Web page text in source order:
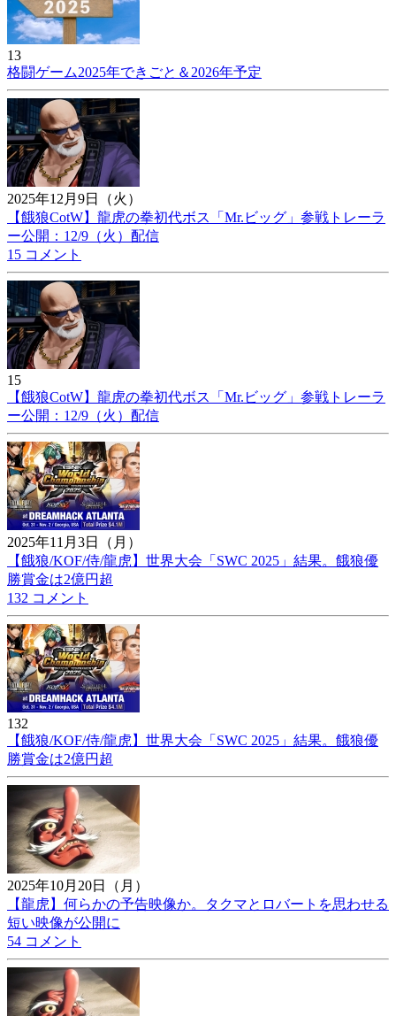
13
格闘ゲーム2025年できごと＆2026年予定
2025年12月9日（火）
【餓狼CotW】龍虎の拳初代ボス「Mr.ビッグ」参戦トレーラ
ー公開：12/9（火）配信
15 コメント
15
【餓狼CotW】龍虎の拳初代ボス「Mr.ビッグ」参戦トレーラ
ー公開：12/9（火）配信
2025年11月3日（月）
【餓狼/KOF/侍/龍虎】世界大会「SWC 2025」結果。餓狼優
勝賞金は2億円超
132 コメント
132
【餓狼/KOF/侍/龍虎】世界大会「SWC 2025」結果。餓狼優
勝賞金は2億円超
2025年10月20日（月）
【龍虎】何らかの予告映像か。タクマとロバートを思わせる
短い映像が公開に
54 コメント